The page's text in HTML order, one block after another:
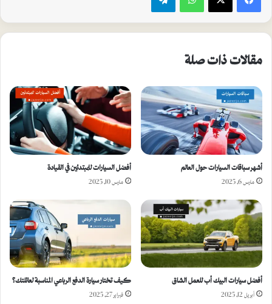
مقالات ذات صلة
أشهر سباقات السيارات حول العالم
مارس 6, 2025
أفضل السيارات للمبتدئين في القيادة
مارس 10, 2025
أفضل سيارات البيك أب للعمل الشاق
أبريل 12, 2025
كيف تختار سيارة الدفع الرباعي المناسبة لعائلتك؟
فبراير 27, 2025